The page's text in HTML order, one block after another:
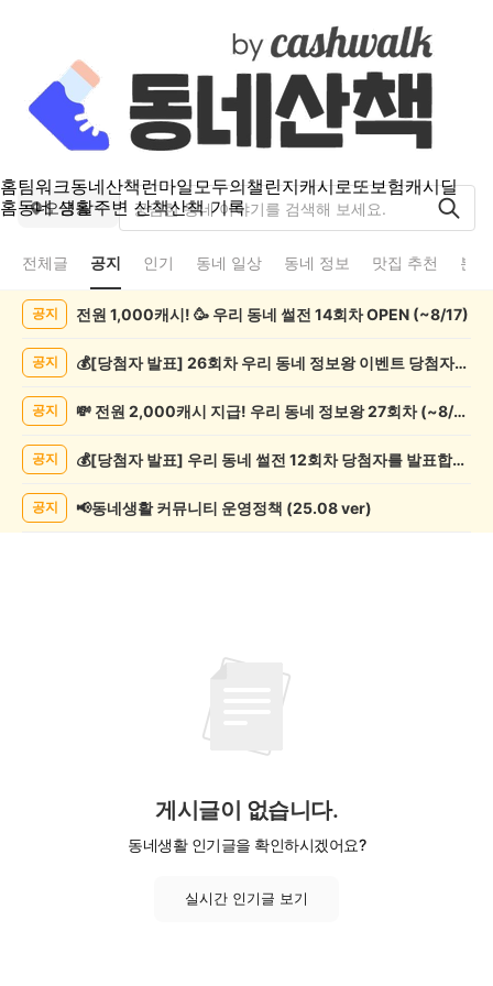
홈팀워크동네산책런마일모두의챌린지캐시로또보험캐시딜
홈동네 생활주변 산책산책 기록
오금동
전체글 공지 인기 동네 일상 동네 정보 맛집 추천 분
공지 전원 1,000캐시! 🥳 우리 동네 썰전 14회차 OPEN (~8/17)
공지 💰[당첨자 발표] 26회차 우리 동네 정보왕 이벤트 당첨자를 발표합니다!
공지 💸 전원 2,000캐시 지급! 우리 동네 정보왕 27회차 (~8/10)
공지 💰[당첨자 발표] 우리 동네 썰전 12회차 당첨자를 발표합니다!
공지 📢동네생활 커뮤니티 운영정책 (25.08 ver)
게시글이 없습니다.
동네생활 인기글을 확인하시겠어요?
실시간 인기글 보기